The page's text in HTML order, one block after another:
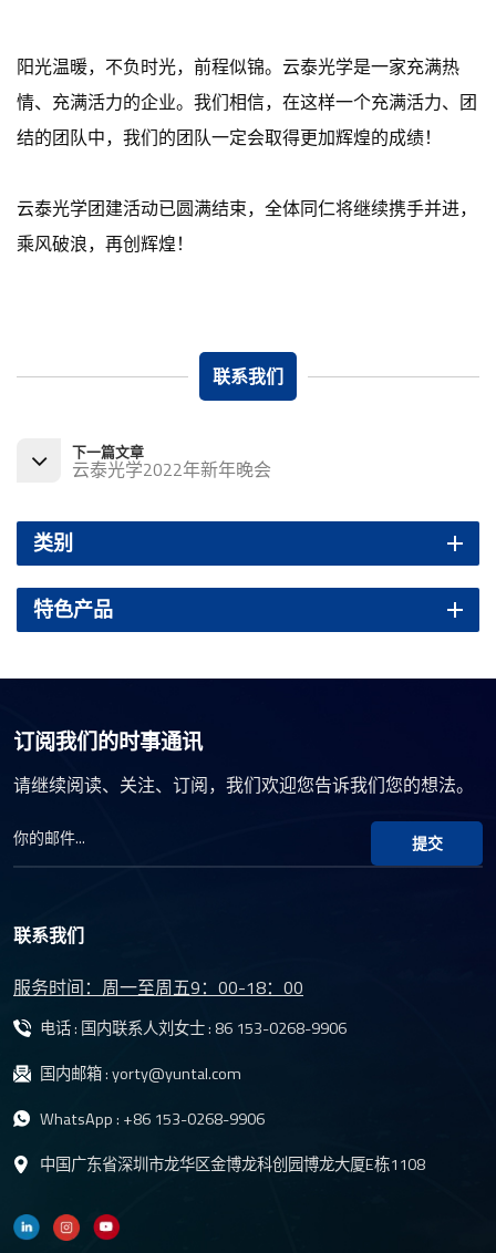
阳光温暖，不负时光，前程似锦。云泰光学是一家充满热
情、充满活力的企业。我们相信，在这样一个充满活力、团
结的团队中，我们的团队一定会取得更加辉煌的成绩！
云泰光学团建活动已圆满结束，全体同仁将继续携手并进，
乘风破浪，再创辉煌！
联系我们
下一篇文章
云泰光学2022年新年晚会
类别
特色产品
订阅我们的时事通讯
请继续阅读、关注、订阅，我们欢迎您告诉我们您的想法。
提交
联系我们
服务时间：周一至周五9：00-18：00
电话 : 国内联系人刘女士 :86 153-0268-9906
国内邮箱 :yorty@yuntal.com
WhatsApp : +86 153-0268-9906
中国广东省深圳市龙华区金博龙科创园博龙大厦E栋1108